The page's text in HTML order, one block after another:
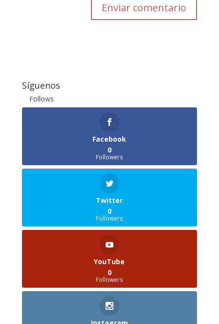
Enviar comentario
Síguenos
Follows
Facebook
0
Followers
Twitter
0
Followers
YouTube
0
Followers